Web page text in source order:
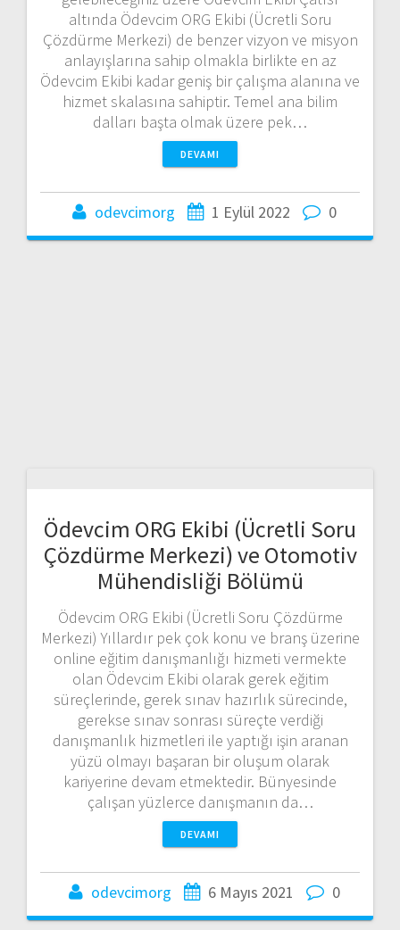
altında Ödevcim ORG Ekibi (Ücretli Soru
Çözdürme Merkezi) de benzer vizyon ve misyon
anlayışlarına sahip olmakla birlikte en az
Ödevcim Ekibi kadar geniş bir çalışma alanına ve
hizmet skalasına sahiptir. Temel ana bilim
dalları başta olmak üzere pek…
DEVAMI
odevcimorg 1 Eylül 2022 0
Ödevcim ORG Ekibi (Ücretli Soru
Çözdürme Merkezi) ve Otomotiv
Mühendisliği Bölümü
Ödevcim ORG Ekibi (Ücretli Soru Çözdürme
Merkezi) Yıllardır pek çok konu ve branş üzerine
online eğitim danışmanlığı hizmeti vermekte
olan Ödevcim Ekibi olarak gerek eğitim
süreçlerinde, gerek sınav hazırlık sürecinde,
gerekse sınav sonrası süreçte verdiği
danışmanlık hizmetleri ile yaptığı işin aranan
yüzü olmayı başaran bir oluşum olarak
kariyerine devam etmektedir. Bünyesinde
çalışan yüzlerce danışmanın da…
DEVAMI
odevcimorg 6 Mayıs 2021 0